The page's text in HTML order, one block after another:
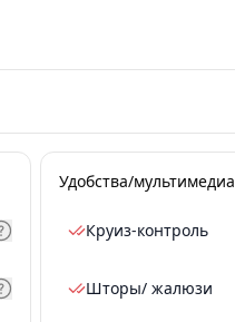
Удобства/мультимедиа
Круиз-контроль
Шторы/ жалюзи